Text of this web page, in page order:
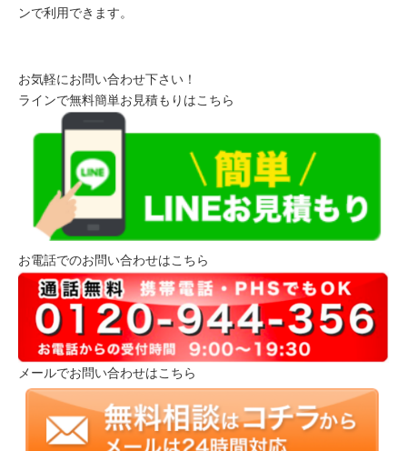
ンで利用できます。
お気軽にお問い合わせ下さい！
ラインで無料簡単お見積もりはこちら
お電話でのお問い合わせはこちら
メールでお問い合わせはこちら